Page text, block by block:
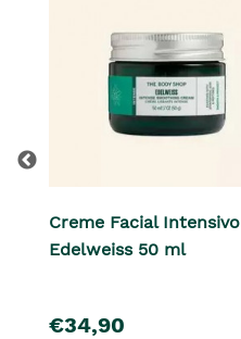
Creme Facial Intensivo
Edelweiss 50 ml
pre�o
€34,90